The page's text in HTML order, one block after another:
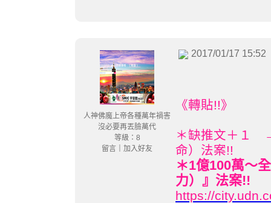
人神佛魔上帝各種萬年禍害
沒必要再丟臉萬代
等級：8
留言
加入好友
2017/01/17 15:52
《轉貼!!》
＊缺推文＋１
命）法案!!
＊1億100萬～
力）』法案!!
https://